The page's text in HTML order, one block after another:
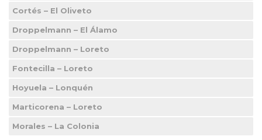
Cortés – El Oliveto
Droppelmann – El Álamo
Droppelmann – Loreto
Fontecilla – Loreto
Hoyuela – Lonquén
Marticorena – Loreto
Morales – La Colonia